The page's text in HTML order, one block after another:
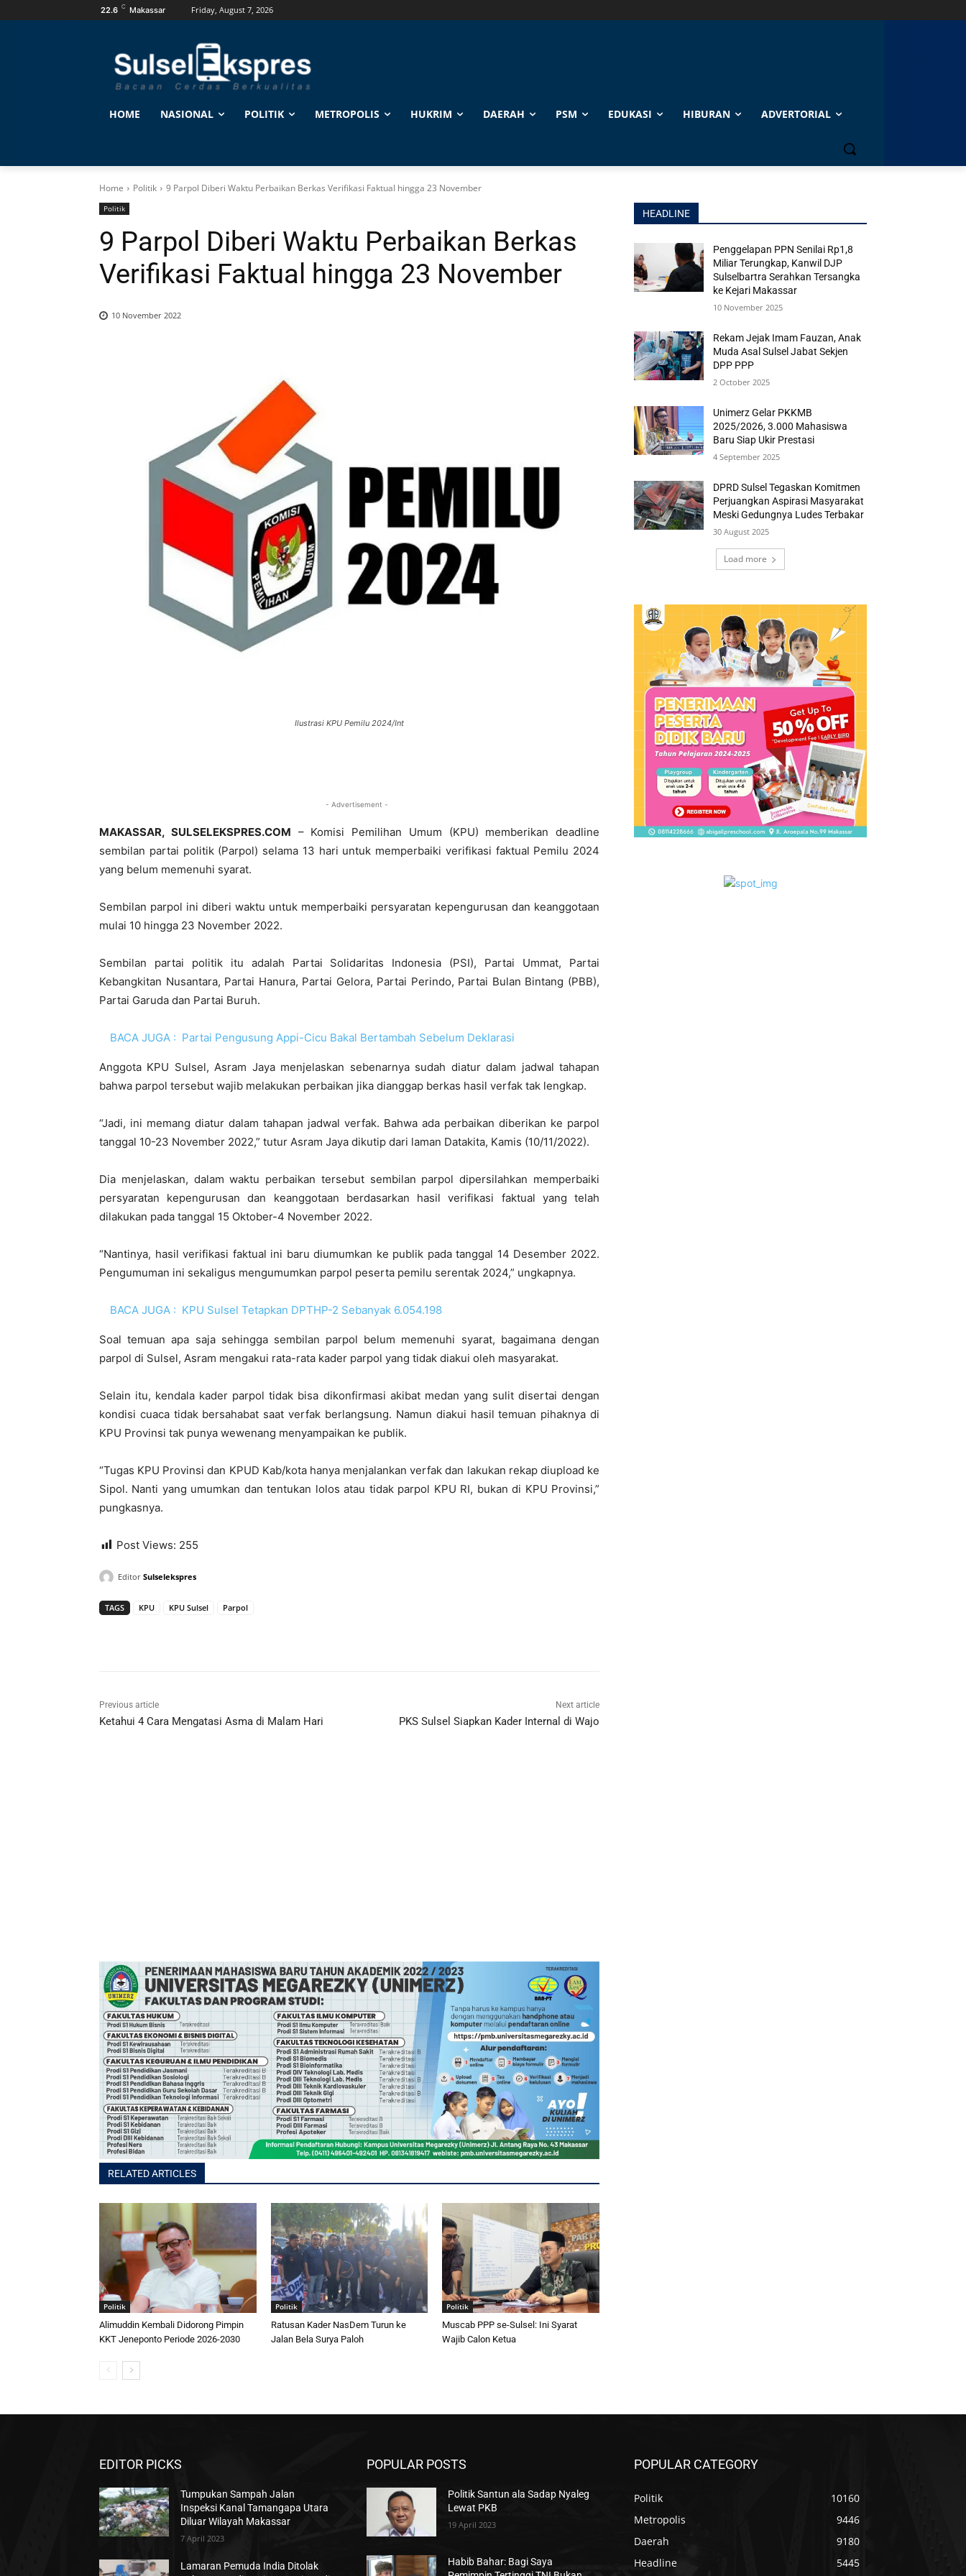
22.6 C Makassar Friday, August 7, 2026
HOME NASIONAL POLITIK METROPOLIS HUKRIM DAERAH PSM EDUKASI HIBURAN ADVERTORIAL
Home Politik 9 Parpol Diberi Waktu Perbaikan Berkas Verifikasi Faktual hingga 23 November
Politik
9 Parpol Diberi Waktu Perbaikan Berkas
Verifikasi Faktual hingga 23 November
10 November 2022
Ilustrasi KPU Pemilu 2024/Int
- Advertisement -
MAKASSAR, SULSELEKSPRES.COM – Komisi Pemilihan Umum (KPU) memberikan deadline
sembilan partai politik (Parpol) selama 13 hari untuk memperbaiki verifikasi faktual Pemilu 2024
yang belum memenuhi syarat.
Sembilan parpol ini diberi waktu untuk memperbaiki persyaratan kepengurusan dan keanggotaan
mulai 10 hingga 23 November 2022.
Sembilan partai politik itu adalah Partai Solidaritas Indonesia (PSI), Partai Ummat, Partai
Kebangkitan Nusantara, Partai Hanura, Partai Gelora, Partai Perindo, Partai Bulan Bintang (PBB),
Partai Garuda dan Partai Buruh.
BACA JUGA : Partai Pengusung Appi-Cicu Bakal Bertambah Sebelum Deklarasi
Anggota KPU Sulsel, Asram Jaya menjelaskan sebenarnya sudah diatur dalam jadwal tahapan
bahwa parpol tersebut wajib melakukan perbaikan jika dianggap berkas hasil verfak tak lengkap.
“Jadi, ini memang diatur dalam tahapan jadwal verfak. Bahwa ada perbaikan diberikan ke parpol
tanggal 10-23 November 2022,” tutur Asram Jaya dikutip dari laman Datakita, Kamis (10/11/2022).
Dia menjelaskan, dalam waktu perbaikan tersebut sembilan parpol dipersilahkan memperbaiki
persyaratan kepengurusan dan keanggotaan berdasarkan hasil verifikasi faktual yang telah
dilakukan pada tanggal 15 Oktober-4 November 2022.
“Nantinya, hasil verifikasi faktual ini baru diumumkan ke publik pada tanggal 14 Desember 2022.
Pengumuman ini sekaligus mengumumkan parpol peserta pemilu serentak 2024,” ungkapnya.
BACA JUGA : KPU Sulsel Tetapkan DPTHP-2 Sebanyak 6.054.198
Soal temuan apa saja sehingga sembilan parpol belum memenuhi syarat, bagaimana dengan
parpol di Sulsel, Asram mengakui rata-rata kader parpol yang tidak diakui oleh masyarakat.
Selain itu, kendala kader parpol tidak bisa dikonfirmasi akibat medan yang sulit disertai dengan
kondisi cuaca tidak bersahabat saat verfak berlangsung. Namun diakui hasil temuan pihaknya di
KPU Provinsi tak punya wewenang menyampaikan ke publik.
“Tugas KPU Provinsi dan KPUD Kab/kota hanya menjalankan verfak dan lakukan rekap diupload ke
Sipol. Nanti yang umumkan dan tentukan lolos atau tidak parpol KPU RI, bukan di KPU Provinsi,”
pungkasnya.
Post Views: 255
Editor Sulselekspres
TAGS KPU KPU Sulsel Parpol
Previous article
Ketahui 4 Cara Mengatasi Asma di Malam Hari
Next article
PKS Sulsel Siapkan Kader Internal di Wajo
RELATED ARTICLES
Politik
Alimuddin Kembali Didorong Pimpin
KKT Jeneponto Periode 2026-2030
Politik
Ratusan Kader NasDem Turun ke
Jalan Bela Surya Paloh
Politik
Muscab PPP se-Sulsel: Ini Syarat
Wajib Calon Ketua
HEADLINE
Penggelapan PPN Senilai Rp1,8
Miliar Terungkap, Kanwil DJP
Sulselbartra Serahkan Tersangka
ke Kejari Makassar
10 November 2025
Rekam Jejak Imam Fauzan, Anak
Muda Asal Sulsel Jabat Sekjen
DPP PPP
2 October 2025
Unimerz Gelar PKKMB
2025/2026, 3.000 Mahasiswa
Baru Siap Ukir Prestasi
4 September 2025
DPRD Sulsel Tegaskan Komitmen
Perjuangkan Aspirasi Masyarakat
Meski Gedungnya Ludes Terbakar
30 August 2025
Load more
EDITOR PICKS
Tumpukan Sampah Jalan
Inspeksi Kanal Tamangapa Utara
Diluar Wilayah Makassar
7 April 2023
Lamaran Pemuda India Ditolak
POPULAR POSTS
Politik Santun ala Sadap Nyaleg
Lewat PKB
19 April 2023
Habib Bahar: Bagi Saya
POPULAR CATEGORY
Politik
10160
Metropolis
9446
Daerah
9180
Headline
5445